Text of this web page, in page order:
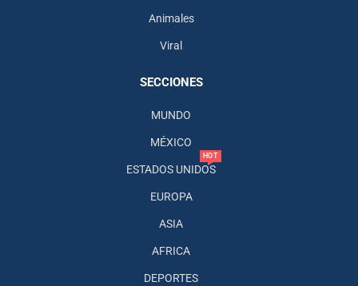
Animales
Viral
SECCIONES
MUNDO
MÉXICO
ESTADOS UNIDOS
HOT
EUROPA
ASIA
AFRICA
DEPORTES